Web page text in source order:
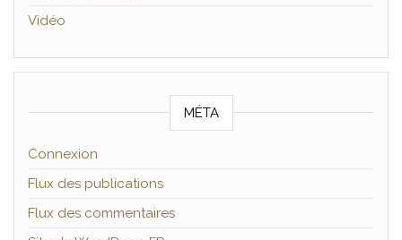
Vidéo
MÉTA
Connexion
Flux des publications
Flux des commentaires